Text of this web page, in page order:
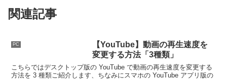
関連記事
PC
【YouTube】動画の再生速度を
変更する方法「3種類」
こちらではデスクトップ版の YouTube で動画の再生速度を変更する
方法を 3 種類ご紹介します、ちなみにスマホの YouTube アプリ版の